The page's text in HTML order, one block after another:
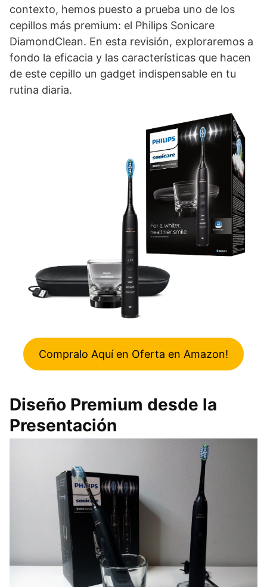
contexto, hemos puesto a prueba uno de los
cepillos más premium: el Philips Sonicare
DiamondClean. En esta revisión, exploraremos a
fondo la eficacia y las características que hacen
de este cepillo un gadget indispensable en tu
rutina diaria.
Compralo Aquí en Oferta en Amazon!
Diseño Premium desde la
Presentación